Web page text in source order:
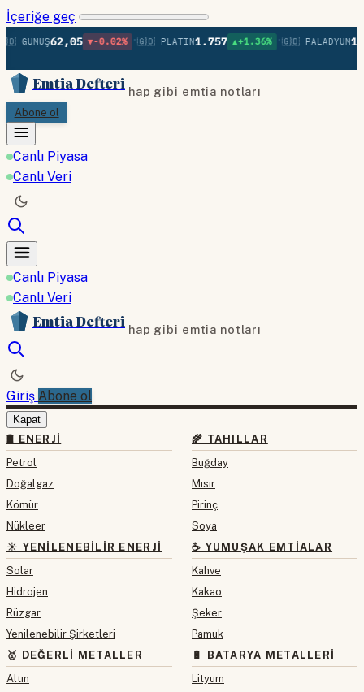
İçeriğe geç
GÜMÜŞ62,05 ▼-0.02% • 🇬🇧 PLATIN1.757 ▲+1.36% • 🇬🇧 PALADYUM
Emtia Defteri hap gibi emtia notları
Abone ol
Canlı Piyasa
Canlı Veri
Canlı Piyasa
Canlı Veri
Emtia Defteri hap gibi emtia notları
Giriş Abone ol
Kapat
🛢 ENERJI
Petrol
Doğalgaz
Kömür
Nükleer
☀️ YENILENEBILIR ENERJI
Solar
Hidrojen
Rüzgar
Yenilenebilir Şirketleri
🥇 DEĞERLI METALLER
Altın
🌾 TAHILLAR
Buğday
Mısır
Pirinç
Soya
☕ YUMUŞAK EMTIALAR
Kahve
Kakao
Şeker
Pamuk
🔋 BATARYA METALLERI
Lityum